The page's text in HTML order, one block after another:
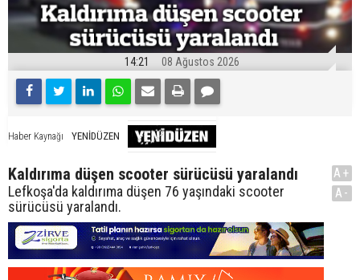
14:21 08 Ağustos 2026
Haber Kaynağı YENİDÜZEN
Kaldırıma düşen scooter sürücüsü yaralandı
Lefkoşa'da kaldırıma düşen 76 yaşındaki scooter
sürücüsü yaralandı.
A+
A-